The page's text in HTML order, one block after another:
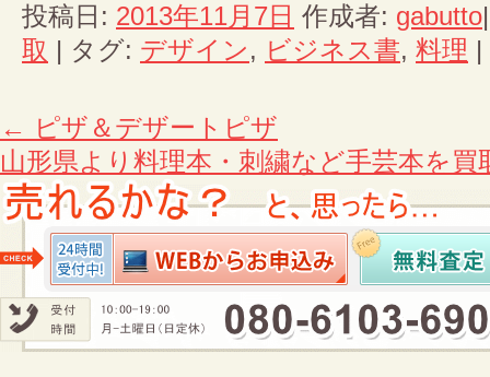
投稿日: 2013年11月7日 作成者: gabutto
取 | タグ: デザイン, ビジネス書, 料理 |
← ピザ＆デザートピザ
山形県より料理本・刺繍など手芸本を